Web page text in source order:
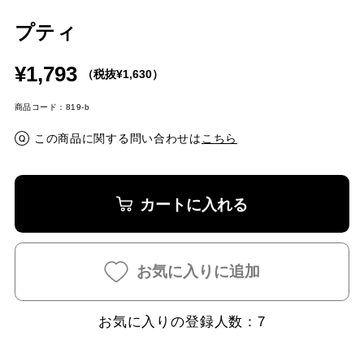
プティ
¥1,793 （税抜¥1,630）
商品コード：819-b
この商品に関する問い合わせは こちら
カートに入れる
お気に入りに追加
お気に入りの登録人数：7